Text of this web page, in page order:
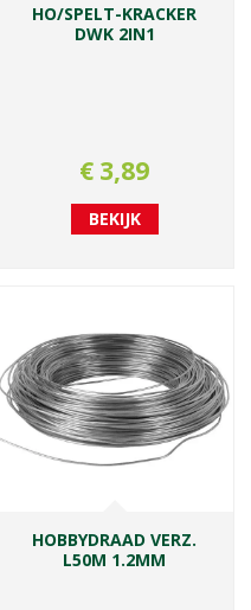
HO/SPELT-KRACKER
DWK 2IN1
€ 3,89
BEKIJK
HOBBYDRAAD VERZ.
L50M 1.2MM